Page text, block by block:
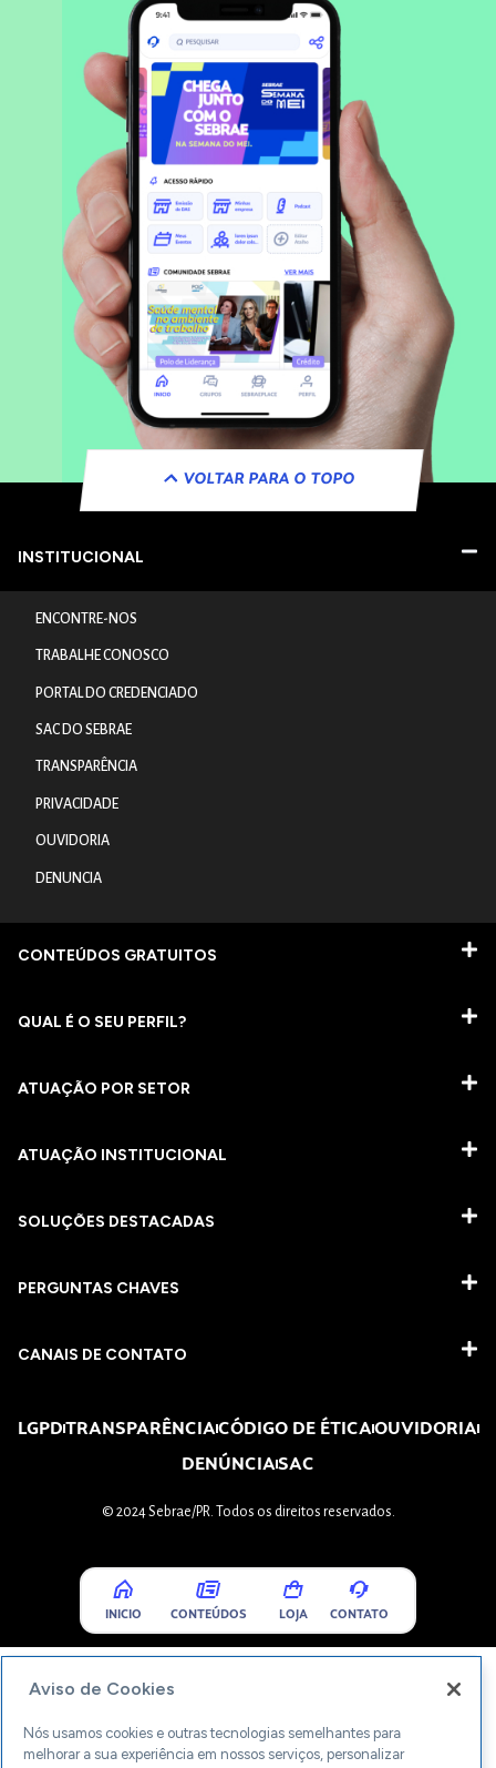
VOLTAR PARA O TOPO
INSTITUCIONAL
ENCONTRE-NOS
TRABALHE CONOSCO
PORTAL DO CREDENCIADO
SAC DO SEBRAE
TRANSPARÊNCIA
PRIVACIDADE
OUVIDORIA
DENUNCIA
CONTEÚDOS GRATUITOS
QUAL É O SEU PERFIL?
ATUAÇÃO POR SETOR
ATUAÇÃO INSTITUCIONAL
SOLUÇÕES DESTACADAS
PERGUNTAS CHAVES​
CANAIS DE CONTATO
LGPDTRANSPARÊNCIACÓDIGO DE ÉTICAOUVIDORIA
DENÚNCIASAC
© 2024 Sebrae/PR. Todos os direitos reservados.
INICIO CONTEÚDOS LOJA CONTATO
Aviso de Cookies
Nós usamos cookies e outras tecnologias semelhantes para
melhorar a sua experiência em nossos serviços, personalizar